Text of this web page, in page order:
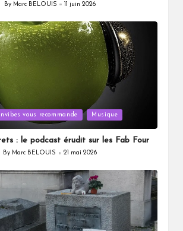
Posted
By Marc BELOUIS 11 juin 2026
vous recommande Musique
: le podcast érudit sur les Fab Four
Posted
By Marc BELOUIS 21 mai 2026